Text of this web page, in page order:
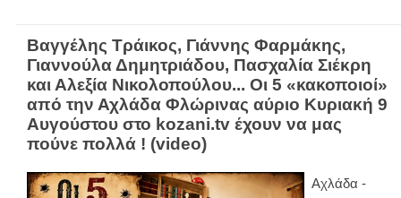
Βαγγέλης Τράικος, Γιάννης Φαρμάκης,
Γιαννούλα Δημητριάδου, Πασχαλία Σιέκρη
και Αλεξία Νικολοπούλου... Οι 5 «κακοποιοί»
από την Αχλάδα Φλώρινας αύριο Κυριακή 9
Αυγούστου στο kozani.tv έχουν να μας
πούνε πολλά ! (video)
Αχλάδα -